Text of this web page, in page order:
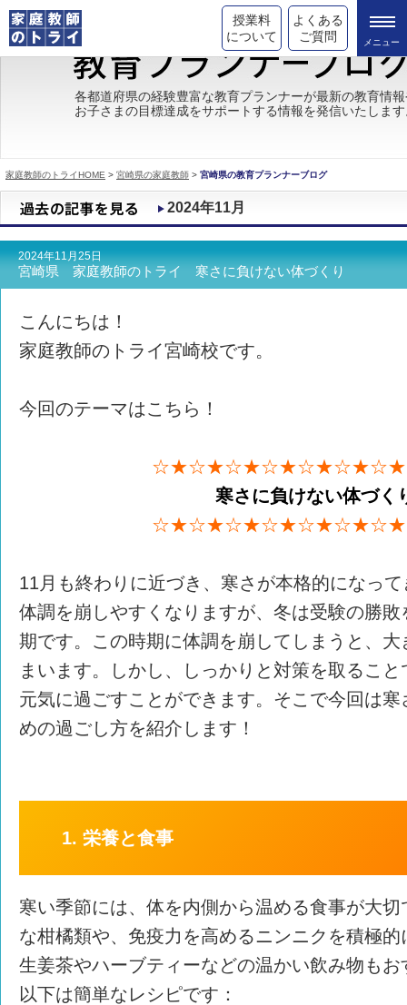
授業料
について
よくある
ご質問
トライの教育理念
成績が上がる理由
都道府県別情報
合格体験談
キャンペーン情報
各都道府県の経験豊富な教育プランナーが最新の教育情
お子さまの目標達成をサポートする情報を発信いたしま
家庭教師のトライHOME > 宮崎県の家庭教師 > 宮崎県の教育プランナーブログ
2024年11月
2024年11月25日
宮崎県 家庭教師のトライ 寒さに負けない体づくり
こんにちは！
家庭教師のトライ宮崎校です。
今回のテーマはこちら！
寒さに負けない体づく
11月も終わりに近づき、寒さが本格的になっ
体調を崩しやすくなりますが、冬は受験の勝
期です。この時期に体調を崩してしまうと、
まいます。しかし、しっかりと対策を取るこ
元気に過ごすことができます。そこで今回は
めの過ごし方を紹介します！
1. 栄養と食事
寒い季節には、体を内側から温める食事が大切
な柑橘類や、免疫力を高めるニンニクを積極
生姜茶やハーブティーなどの温かい飲み物もお
以下は簡単なレシピです：